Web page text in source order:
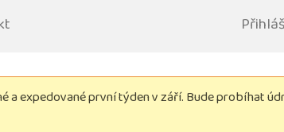
a expedované první týden v září. Bude probíhat